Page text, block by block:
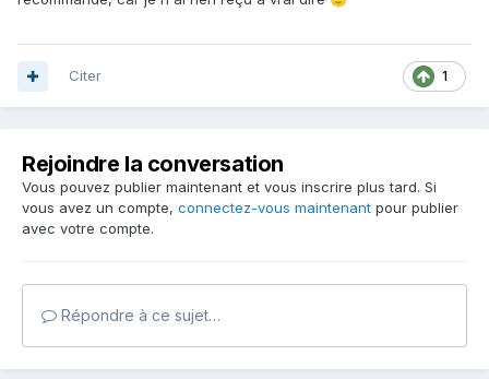
1
Citer
Rejoindre la conversation
Vous pouvez publier maintenant et vous inscrire plus tard. Si
vous avez un compte, connectez-vous maintenant pour publier
avec votre compte.
Répondre à ce sujet…